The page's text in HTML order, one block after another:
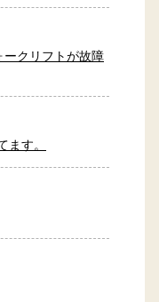
ークリフトが故障
す。